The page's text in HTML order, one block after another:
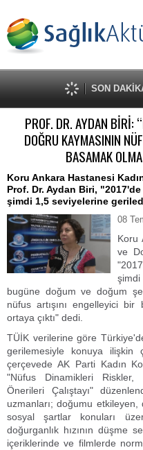
SON
PROF. DR. AYDAN BİRİ:
DOĞRU KAYMASININ
BASAMAK
Koru Ankara Hastanesi
Prof. Dr. Aydan Biri, "2017'de
şimdi 1,5 seviyelerine
08
Koru
ve
bugüne doğum ve doğum
nüfus artışını engelleyici
ortaya çıktı" dedi.
TÜİK verilerine göre
gerilemesiyle konuya ilişkin
çerçevede AK Parti Kadın
"Nüfus Dinamikleri Riskler,
Önerileri Çalıştayı"
uzmanları; doğumu
sosyal şartlar konuları
doğurganlık hızının düşme
içeriklerinde ve filmlerde